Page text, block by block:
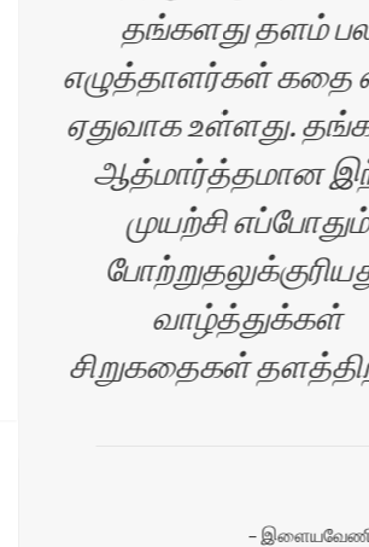
தங்களது தளம்
எழுத்தாளர்கள் கதை
ஏதுவாக உள்ளது.
ஆத்மார்த்தமான
முயற்சி
வாழ்த்துக்கள்
சிறுகதைகள்